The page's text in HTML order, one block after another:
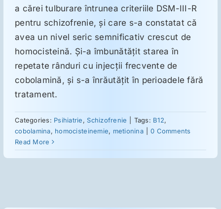
Proză utilă
a cărei tulburare întrunea criteriile DSM-III-R
pentru schizofrenie, şi care s-a constatat că
avea un nivel seric semnificativ crescut de
homocisteină. Şi-a îmbunătăţit starea în
repetate rânduri cu injecţii frecvente de
cobolamină, şi s-a înrăutăţit în perioadele fără
tratament.
Categories: Psihiatrie, Schizofrenie Tags: B12,
cobolamina, homocisteinemie, metionina
0 Comments
Read More